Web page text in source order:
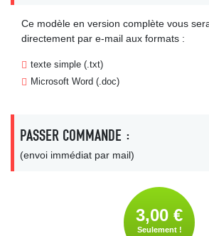
Ce modèle en version complète vous
directement par e-mail aux formats :
texte simple (.txt)
Microsoft Word (.doc)
PASSER COMMANDE :
(envoi immédiat par mail)
3,00 €
Seulement !